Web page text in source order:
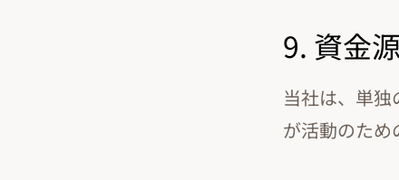
9. 資金
当社は、単
が活動のため